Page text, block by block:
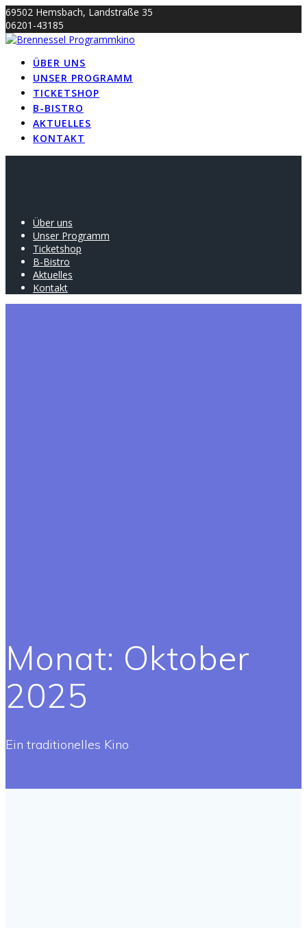
Skip
to
content
69502 Hemsbach, Landstraße 35
06201-43185
info@brennessel-kino.de
ÜBER UNS
UNSER PROGRAMM
TICKETSHOP
B-BISTRO
AKTUELLES
KONTAKT
Über uns
Unser Programm
Ticketshop
B-Bistro
Aktuelles
Kontakt
Monat: Oktober
2025
Ein traditionelles Kino